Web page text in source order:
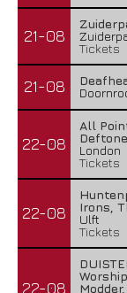
21-08
Tickets
21-08
22-08
All
London
Tickets
22-08
Irons,
Ulft
Tickets
22-08